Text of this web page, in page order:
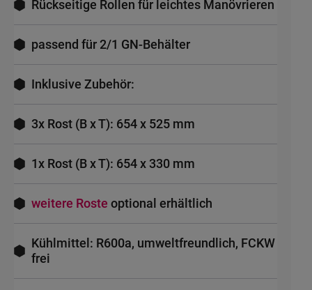
Rückseitige Rollen für leichtes Manövrieren
passend für 2/1 GN-Behälter
Inklusive Zubehör:
3x Rost (B x T): 654 x 525 mm
1x Rost (B x T): 654 x 330 mm
weitere Roste optional erhältlich
Kühlmittel: R600a, umweltfreundlich, FCKW
frei